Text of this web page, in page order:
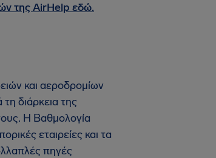
της AirHelp εδώ.
και αεροδρομίων
διάρκεια της
Η Βαθμολογία
εταιρείες και τα
πηγές